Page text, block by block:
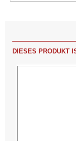
DIESES PRODUKT